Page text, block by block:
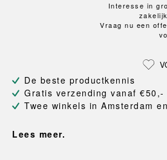
Interesse in
Vraag nu een
De beste productkennis
Gratis verzending vanaf €50,-
Twee winkels in Amsterdam
Lees meer.